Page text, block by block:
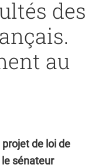
des
au
projet de loi de
sénateur